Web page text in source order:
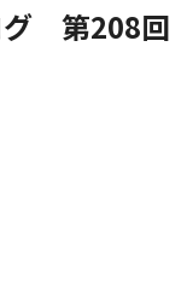
グ 第208回